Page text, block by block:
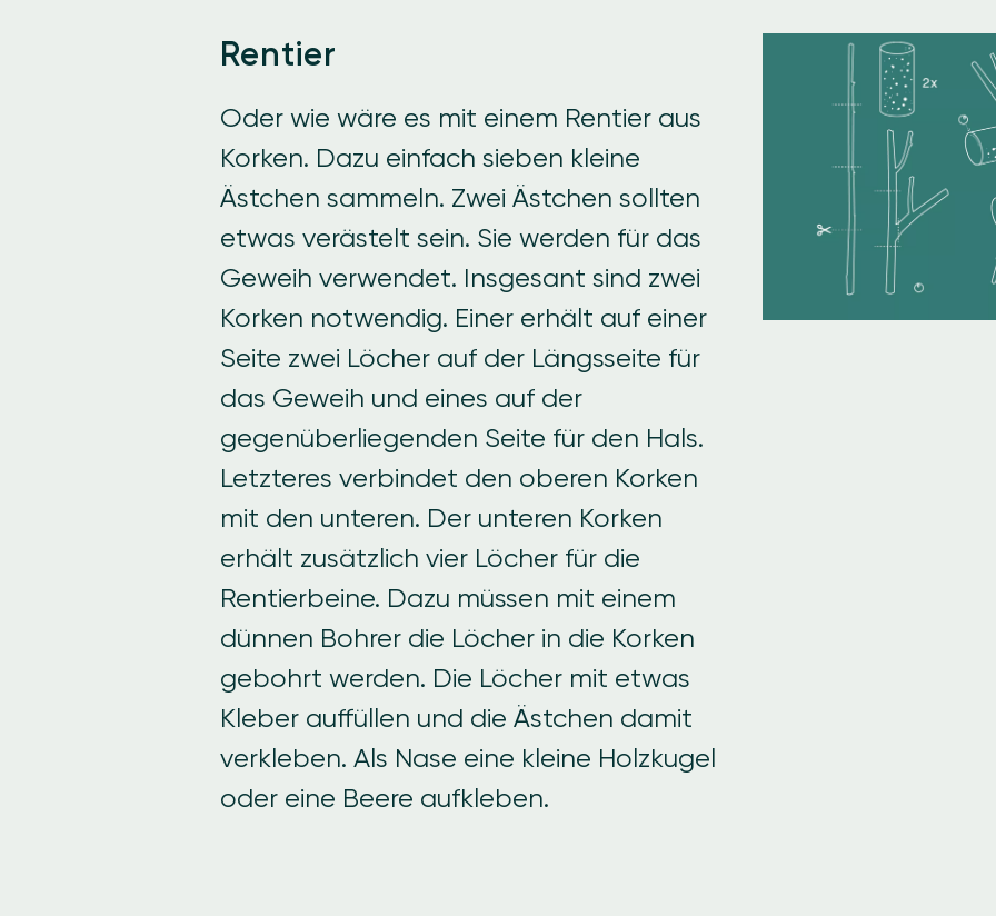
Rentier
Oder wie wäre es mit einem Rentier aus
Korken. Dazu einfach sieben kleine
Ästchen sammeln. Zwei Ästchen sollten
etwas verästelt sein. Sie werden für das
Geweih verwendet. Insgesant sind zwei
Korken notwendig. Einer erhält auf einer
Seite zwei Löcher auf der Längsseite für
das Geweih und eines auf der
gegenüberliegenden Seite für den Hals.
Letzteres verbindet den oberen Korken
mit den unteren. Der unteren Korken
erhält zusätzlich vier Löcher für die
Rentierbeine. Dazu müssen mit einem
dünnen Bohrer die Löcher in die Korken
gebohrt werden. Die Löcher mit etwas
Kleber auffüllen und die Ästchen damit
verkleben. Als Nase eine kleine Holzkugel
oder eine Beere aufkleben.